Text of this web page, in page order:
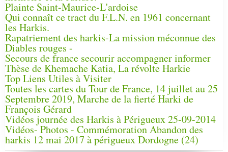
Plainte Saint-Maurice-L'ardoise
Qui connaît ce tract du F.L.N. en 1961 concernant
les Harkis.
Rapatriement des harkis-La mission méconnue des
Diables rouges -
Secours de france secourir accompagner informer
Thèse de Khemache Katia, La révolte Harkie
Top Liens Utiles à Visiter
Toutes les cartes du Tour de France, 14 juillet au 25
Septembre 2019, Marche de la fierté Harki de
François Gérard
Vidéos journée des Harkis à Périgueux 25-09-2014
Vidéos- Photos - Commémoration Abandon des
harkis 12 mai 2017 à périgueux Dordogne (24)